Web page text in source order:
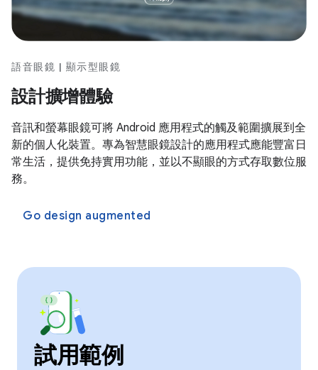
語音眼鏡 | 顯示型眼鏡
設計擴增體驗
音訊和螢幕眼鏡可將 Android 應用程式的觸及範圍擴展到全
新的個人化裝置。專為智慧眼鏡設計的應用程式應能豐富日
常生活，提供免持實用功能，並以不顯眼的方式存取數位服
務。
Go design augmented
試用範例